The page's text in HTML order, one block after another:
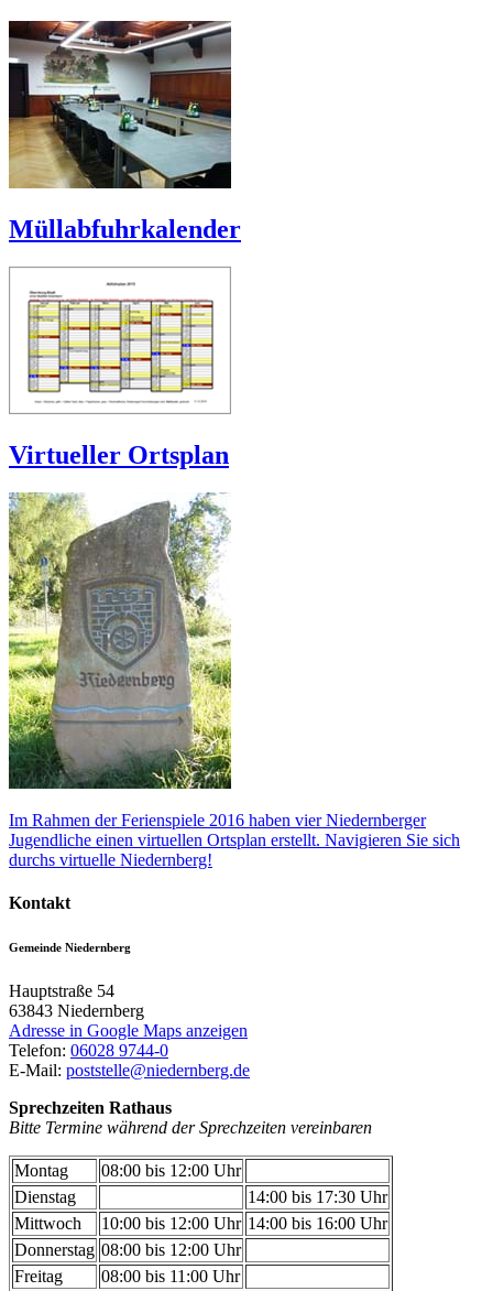
Müllabfuhrkalender
Virtueller Ortsplan
Im Rahmen der Ferienspiele 2016 haben vier Niedernberger
Jugendliche einen virtuellen Ortsplan erstellt. Navigieren Sie sich
durchs virtuelle Niedernberg!
Kontakt
Gemeinde Niedernberg
Hauptstraße 54
63843 Niedernberg
Adresse in Google Maps anzeigen
Telefon: 06028 9744-0
E-Mail: poststelle@niedernberg.de
Sprechzeiten Rathaus
Bitte Termine während der Sprechzeiten vereinbaren
Montag
08:00 bis 12:00 Uhr
Dienstag
14:00 bis 17:30 Uhr
Mittwoch
10:00 bis 12:00 Uhr 14:00 bis 16:00 Uhr
Donnerstag 08:00 bis 12:00 Uhr
Freitag
08:00 bis 11:00 Uhr